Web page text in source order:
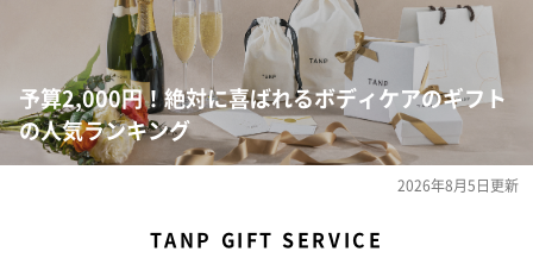
予算2,000円！絶対に喜ばれるボディケアのギフト
の人気ランキング
2026年8月5日更新
TANP GIFT SERVICE